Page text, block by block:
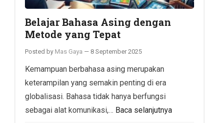
Belajar Bahasa Asing dengan
Metode yang Tepat
Posted by Mas Gaya — 8 September 2025
Kemampuan berbahasa asing merupakan
keterampilan yang semakin penting di era
globalisasi. Bahasa tidak hanya berfungsi
sebagai alat komunikasi,… Baca selanjutnya